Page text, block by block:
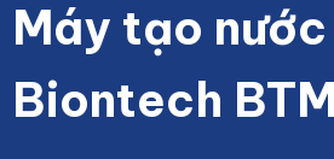
Máy tạo nước
Biontech